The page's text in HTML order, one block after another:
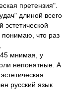
претензия".
длиной всего
понимаю, что раз
мнимая, у
непонятные. А
русский язык